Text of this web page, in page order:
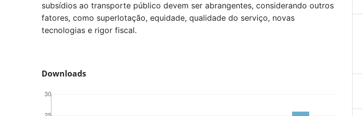
subsídios ao transporte público devem ser abrangentes, considerando outros
fatores, como superlotação, equidade, qualidade do serviço, novas
tecnologias e rigor fiscal.
Downloads